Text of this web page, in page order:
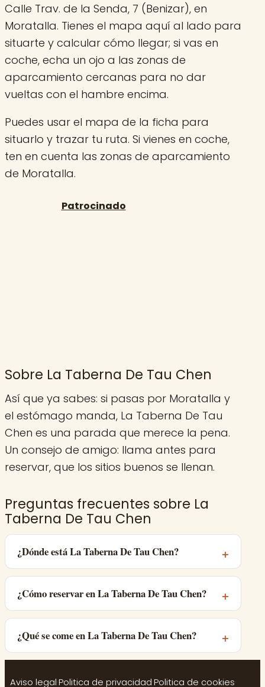
Calle Trav. de la Senda, 7 (Benizar), en
Moratalla. Tienes el mapa aquí al lado para
situarte y calcular cómo llegar; si vas en
coche, echa un ojo a las zonas de
aparcamiento cercanas para no dar
vueltas con el hambre encima.
Puedes usar el mapa de la ficha para
situarlo y trazar tu ruta. Si vienes en coche,
ten en cuenta las zonas de aparcamiento
de Moratalla.
Sobre La Taberna De Tau Chen
Así que ya sabes: si pasas por Moratalla y
el estómago manda, La Taberna De Tau
Chen es una parada que merece la pena.
Un consejo de amigo: llama antes para
reservar, que los sitios buenos se llenan.
Preguntas frecuentes sobre La
Taberna De Tau Chen
¿Dónde está La Taberna De Tau Chen?
¿Cómo reservar en La Taberna De Tau Chen?
¿Qué se come en La Taberna De Tau Chen?
Aviso legal·Politica de privacidad·Politica de cookies·